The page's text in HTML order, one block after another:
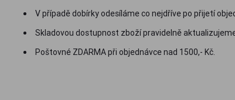
V případě dobírky odesíláme co nejdříve po přijetí
Skladovou dostupnost zboží pravidelně
Poštovné ZDARMA při objednávce nad 1500,- Kč.